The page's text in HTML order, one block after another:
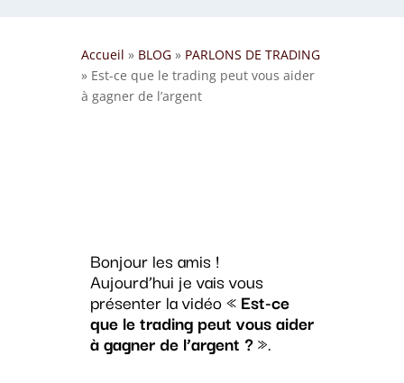
Accueil » BLOG» PARLONS DE TRADING
» Est-ce que le trading peut vous aider
à gagner de l’argent
Bonjour les amis !
Aujourd’hui je vais vous
présenter la vidéo « Est-ce
que le trading peut vous aider
à gagner de l’argent ?».